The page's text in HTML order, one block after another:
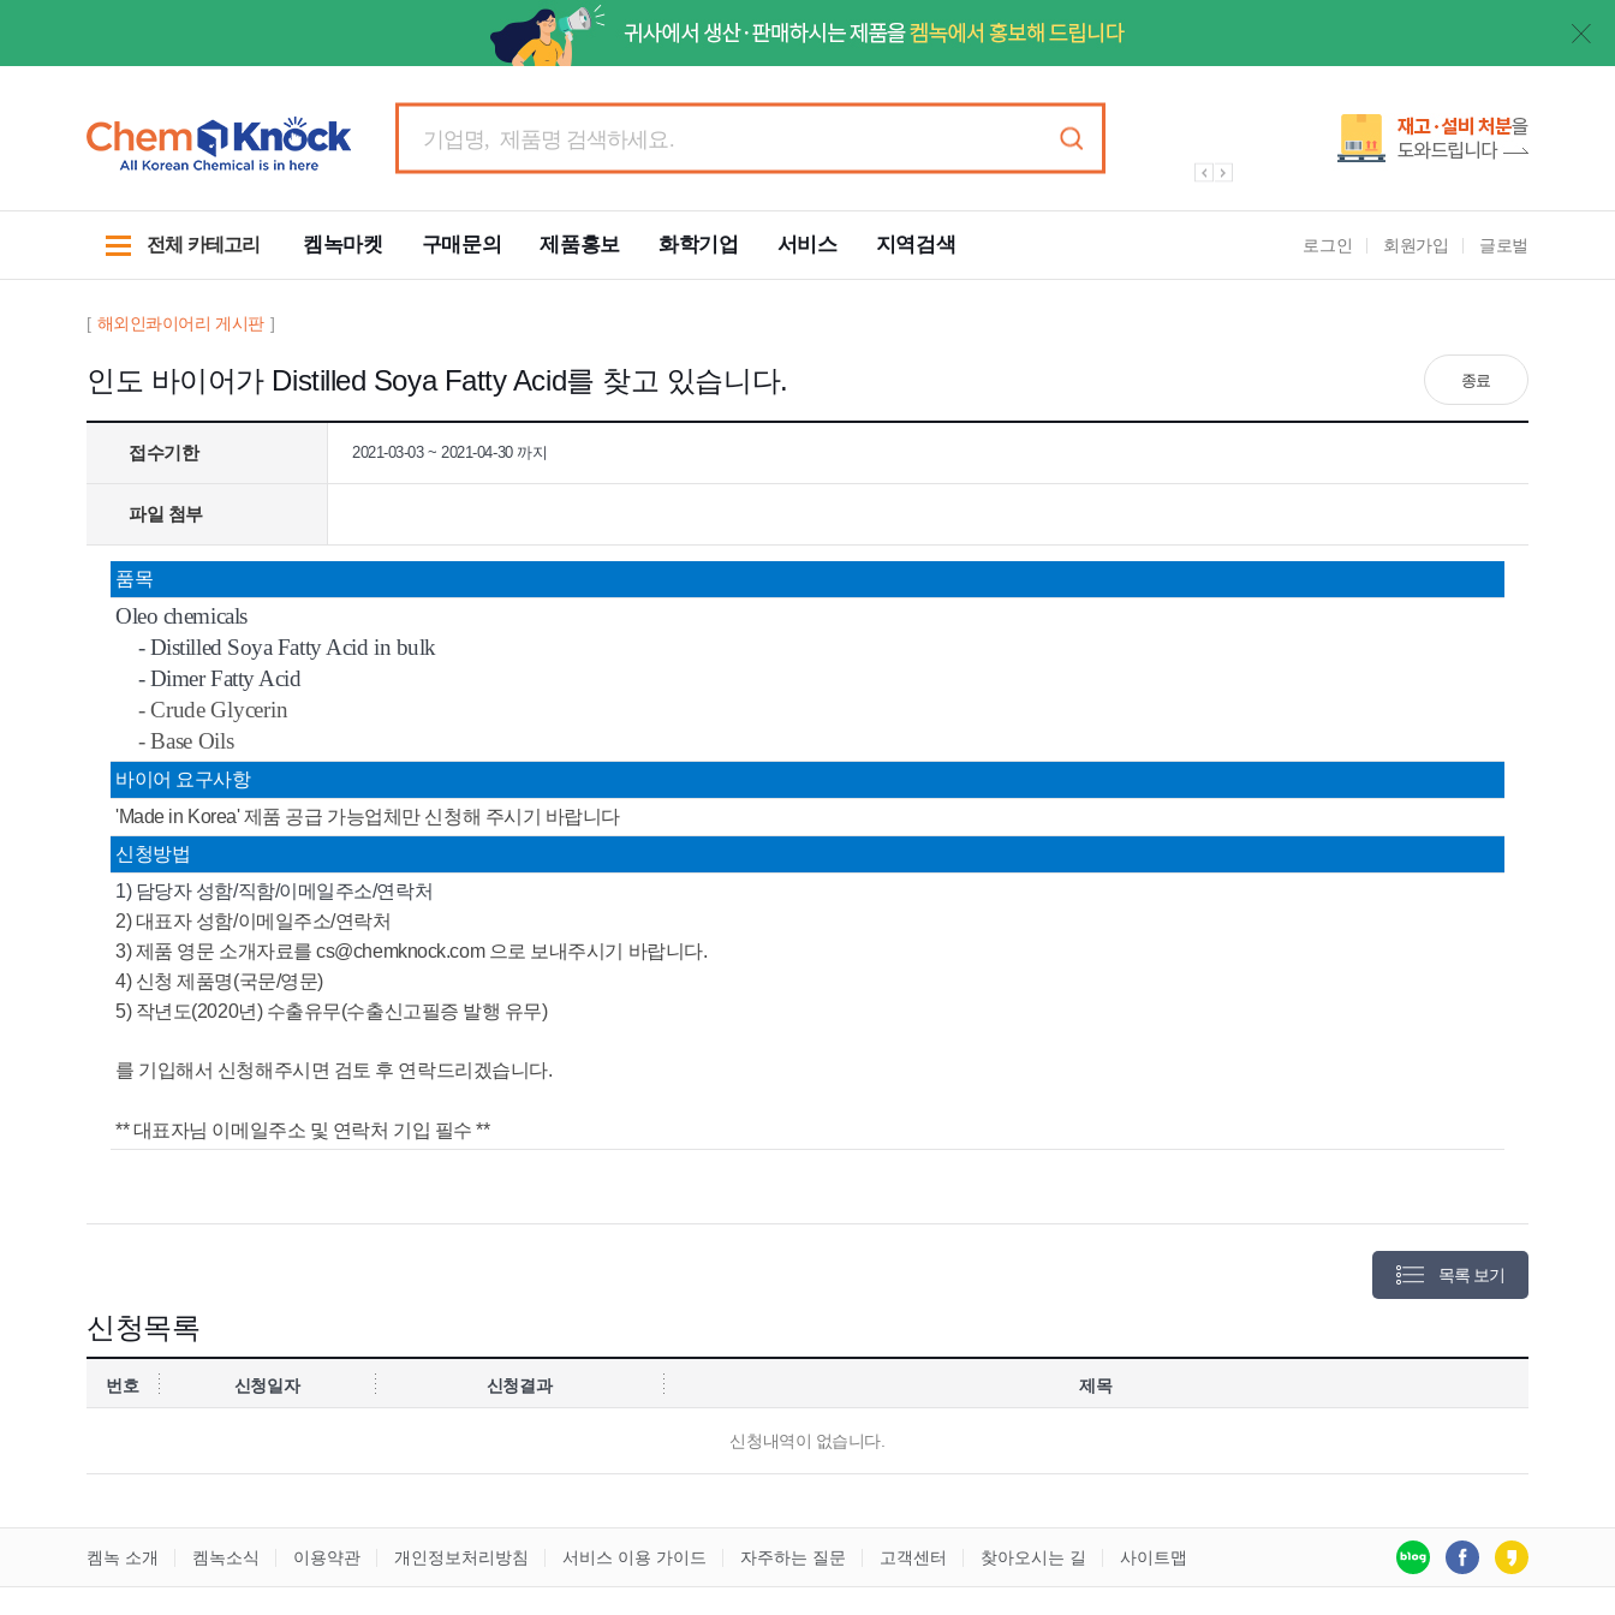
전체 카테고리 켐녹마켓 구매문의 제품홍보 화학기업 서비스 지역검색 로그인 회원가입 글로벌
[ 해외인콰이어리 게시판 ]
인도 바이어가 Distilled Soya Fatty Acid를 찾고 있습니다. 종료
접수기한 2021-03-03 ~ 2021-04-30 까지
파일 첨부
품목
Oleo chemicals
- Distilled Soya Fatty Acid in bulk
- Dimer Fatty Acid
- Crude Glycerin
- Base Oils
바이어 요구사항
'Made in Korea' 제품 공급 가능업체만 신청해 주시기 바랍니다
신청방법
1) 담당자 성함/직함/이메일주소/연락처
2) 대표자 성함/이메일주소/연락처
3) 제품 영문 소개자료를 cs@chemknock.com 으로 보내주시기 바랍니다.
4) 신청 제품명(국문/영문)
5) 작년도(2020년) 수출유무(수출신고필증 발행 유무)
를 기입해서 신청해주시면 검토 후 연락드리겠습니다.
** 대표자님 이메일주소 및 연락처 기입 필수 **
목록 보기
신청목록
번호 신청일자 신청결과 제목
신청내역이 없습니다.
켐녹 소개 켐녹소식 이용약관 개인정보처리방침 서비스 이용 가이드 자주하는 질문 고객센터 찾아오시는 길 사이트맵